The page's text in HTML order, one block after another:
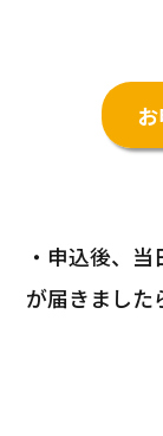
・申込後、
が届きました